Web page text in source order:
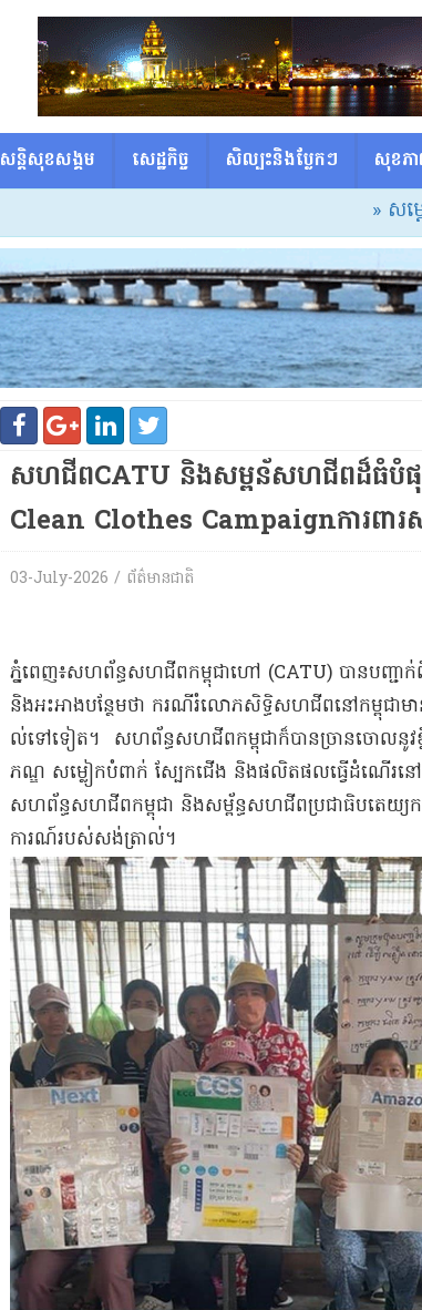
សន្តិសុខសង្គម សេដ្ឋកិច្ច សិល្បះនិងប្លែកៗ សុខភ
» សម្ដេចធិបតី
សហជីពCATU និងសម្ពន័​សហជីព​ដ៏​ធំ​បំផុត​
Clean Clothes Campaignការពា
03-July-2026 / ព័ត៌មានជាតិ
ភ្នំពេញ៖​សហព័ន្ធ​សហជីព​កម្ពុជាហៅ (CATU) បានបញ្ជា
និង​អះអាងបន្ថែមថា ករណី​រំលោភសិទ្ធិ​សហជីព​នៅ​កម្ពុ​ជាមា
ល់​ទៅទៀត​។ សហព័ន្ធ​សហជីព​កម្ពុជា​ក៏បាន​ច្រានចោល​នូវ​ខ្
ភណ្ឌ សម្លៀកបំពាក់ ស្បែកជើង និង​ផលិតផល​ធ្វើដំណើរ​ន
សហព័ន្ធ​សហជីព​កម្ពុជា និង​សម្ព័ន្ធ​សហជីព​ប្រជាធិបតេយ្យ​កម្
ការណ៍​របស់​សង់​ត្រា​ល់​។